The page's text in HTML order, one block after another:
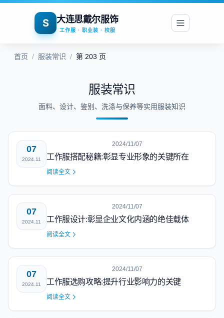
S 大连思戴尔服饰
工作服 · 职业装 · 校服
首页 / 服装常识 / 第 203 页
服装常识
面料、设计、鉴别、洗涤与保养等实用服装知识
07
2024.11
2024/11/07
工作服搭配秘籍:彰显专业形象的关键所在
阅读全文
07
2024.11
2024/11/07
工作服设计:彰显企业文化内涵的绝佳载体
阅读全文
07
2024.11
2024/11/07
工作服选购攻略:提升行业影响力的关键
阅读全文